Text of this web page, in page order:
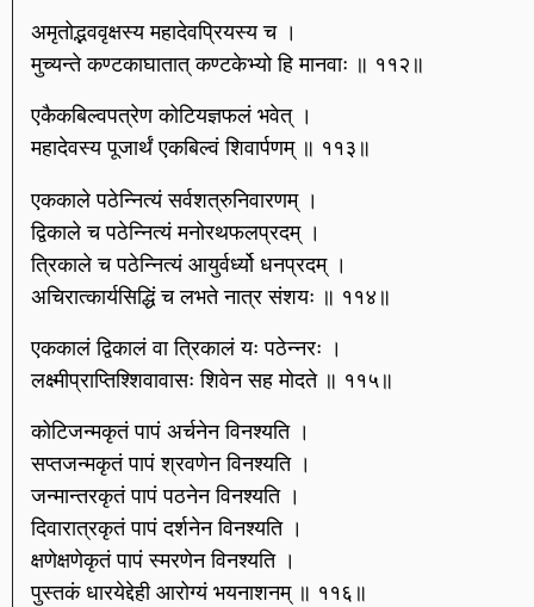
अमृतोद्भववृक्षस्य महादेवप्रियस्य च ।
मुच्यन्ते कण्टकाघातात् कण्टकेभ्यो हि मानवाः ॥ ११२॥
एकैकबिल्वपत्रेण कोटियज्ञफलं भवेत् ।
महादेवस्य पूजार्थं एकबिल्वं शिवार्पणम् ॥ ११३॥
एककाले पठेन्नित्यं सर्वशत्रुनिवारणम् ।
द्विकाले च पठेन्नित्यं मनोरथफलप्रदम् ।
त्रिकाले च पठेन्नित्यं आयुर्वर्ध्यो धनप्रदम् ।
अचिरात्कार्यसिद्धिं च लभते नात्र संशयः ॥ ११४॥
एककालं द्विकालं वा त्रिकालं यः पठेन्नरः ।
लक्ष्मीप्राप्तिश्शिवावासः शिवेन सह मोदते ॥ ११५॥
कोटिजन्मकृतं पापं अर्चनेन विनश्यति ।
सप्तजन्मकृतं पापं श्रवणेन विनश्यति ।
जन्मान्तरकृतं पापं पठनेन विनश्यति ।
दिवारात्रकृतं पापं दर्शनेन विनश्यति ।
क्षणेक्षणेकृतं पापं स्मरणेन विनश्यति ।
पुस्तकं धारयेद्देही आरोग्यं भयनाशनम् ॥ ११६॥